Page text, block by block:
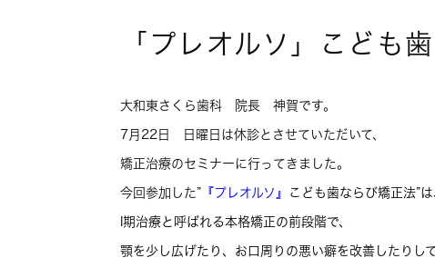
「プレオルソ」こども
大和東さくら歯科 院長 神賀です。
7月22日 日曜日は休診とさせていただいて、
矯正治療のセミナーに行ってきました。
今回参加した” 『プレオルソ』 こども歯ならび矯正法”は
I期治療と呼ばれる本格矯正の前段階で、
顎を少し広げたり、お口周りの悪い癖を改善したりし